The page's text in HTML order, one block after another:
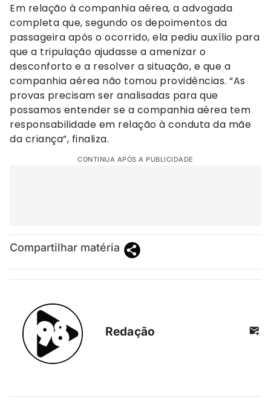
Em relação à companhia aérea, a advogada
completa que, segundo os depoimentos da
passageira após o ocorrido, ela pediu auxílio para
que a tripulação ajudasse a amenizar o
desconforto e a resolver a situação, e que a
companhia aérea não tomou providências. “As
provas precisam ser analisadas para que
possamos entender se a companhia aérea tem
responsabilidade em relação à conduta da mãe
da criança”, finaliza.
CONTINUA APÓS A PUBLICIDADE
Compartilhar matéria
Redação